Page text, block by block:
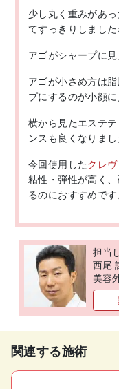
少し丸く重みがあ
てすっきりしました
アゴがシャープに
アゴが小さめ方は
プにするのが小顔
横から見たエステ
ンスも良くなりまし
今回使用したクレ
粘性・弾性が高く
るのにおすすめです
担当
西尾
美容
関連する施術